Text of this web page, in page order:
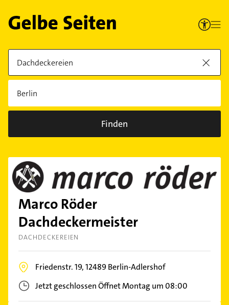
Finden
Marco Röder
Dachdeckermeister
DACHDECKEREIEN
Friedenstr. 19,12489Berlin-Adlershof
Jetzt geschlossenÖffnet Montag um 08:00